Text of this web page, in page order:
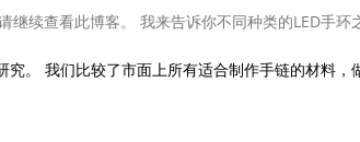
续查看此博客。 我来告诉你不同种类的LED手环
究。 我们比较了市面上所有适合制作手链的材料，